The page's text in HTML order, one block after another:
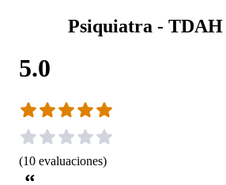
Psiquiatra - TDAH
5.0
(10 evaluaciones)